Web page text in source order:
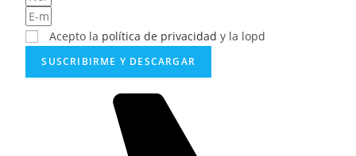
Acepto la política de privacidad y la lopd
SUSCRIBIRME Y DESCARGAR